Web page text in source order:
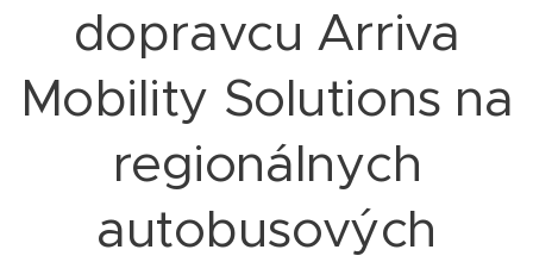
dopravcu Arriva
Mobility Solutions na
regionálnych
autobusových